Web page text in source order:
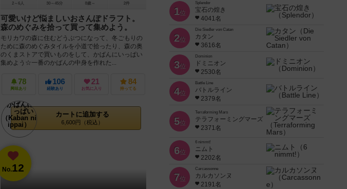
2～6人 30～45分 8歳～ 2件
可愛いけど悩ましいおさんぽドラフト。
森のめぐみを拾って買って集めよう。
モリカワの森に住むどうぶつになって、冬ごもりの
ために森のめぐみタイルを小道で拾ったり、森の奥
のくまストアで買いものをして、かばんにいっぱい
集めよう☆一番のかばんの中身を作れた...
78
興味あり
106
経験あり
21
お気に入り
84
持ってる
カートに追加する
6,600円（税込）
No.12
1位
Splendor
宝石の煌き
4041名
2位
Die Siedler von Catan
カタン
3616名
3位
Dominion
ドミニオン
2530名
4位
Battle Line
バトルライン
2379名
5位
Terraforming Mars
テラフォーミングマーズ
2371名
6位
6 nimmt!
ニムト
2202名
7位
Carcassonne
カルカソンヌ
2191名